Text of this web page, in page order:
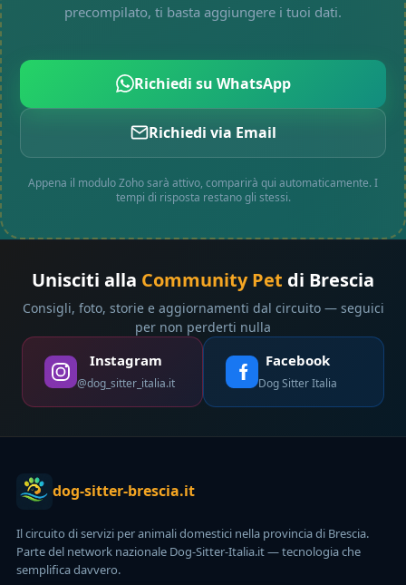
precompilato, ti basta aggiungere i tuoi dati.
Richiedi su WhatsApp
Richiedi via Email
Appena il modulo Zoho sarà attivo, comparirà qui automaticamente. I
tempi di risposta restano gli stessi.
Unisciti alla Community Pet di Brescia
Consigli, foto, storie e aggiornamenti dal circuito — seguici
per non perderti nulla
Instagram
@dog_sitter_italia.it
Facebook
Dog Sitter Italia
dog-sitter-brescia.it
Il circuito di servizi per animali domestici nella provincia di Brescia.
Parte del network nazionale Dog-Sitter-Italia.it — tecnologia che
semplifica davvero.